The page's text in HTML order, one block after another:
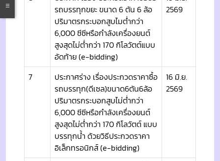
รถบรรทุกขยะ ขนาด 6 ตัน 6 ล้อ
ปริมาตรกระบอกสูบไมต่ำกว่า
6,000 ซีซีหรือกำลังเครื่องยนต์
สูงสุดไม่ต่ำกว่า 170 กิโลวัตต์แบบ
อัดท้าย (e-bidding)
2569
7
ประกาศร่าง เรื่องประกวดราคาซื้อ
รถบรรทุก(ดีเซล)ขนาด6ตัน6ล้อ
ปริมาตรกระบอกสูบไม่ต่ำกว่า
6,000 ซีซีหรือกำลังเครื่องยนต์
สูงสุดไม่ต่ำกว่า 170 กิโลวัตต์ แบบ
บรรทุกน้ำ ด้วยวิธีประกวดราคา
อิเล็กทรอนิกส์ (e-bidding)
16 มิ.ย.
2569